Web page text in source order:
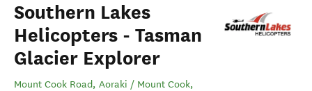
Southern Lakes
Helicopters - Tasman
Glacier Explorer
Mount Cook Road, Aoraki / Mount Cook,